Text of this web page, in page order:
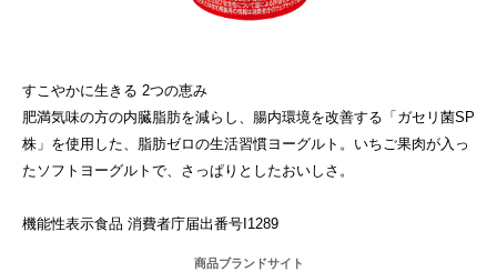
すこやかに生きる 2つの恵み
肥満気味の方の内臓脂肪を減らし、腸内環境を改善する「ガセリ菌SP
株」を使用した、脂肪ゼロの生活習慣ヨーグルト。いちご果肉が入っ
たソフトヨーグルトで、さっぱりとしたおいしさ。
機能性表示食品 消費者庁届出番号I1289
商品ブランドサイト